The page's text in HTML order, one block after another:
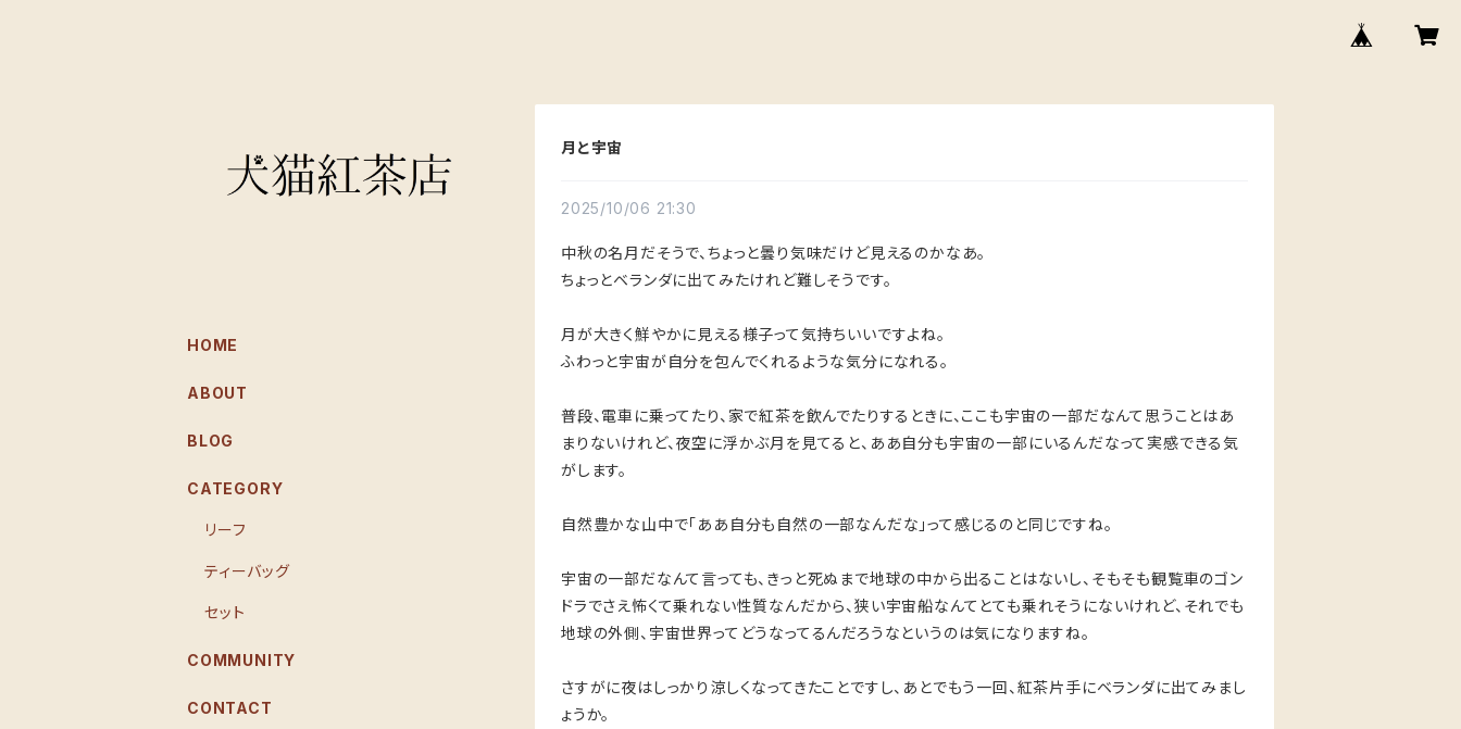
月と宇宙
2025/10/06 21:30
中秋の名月だそうで、ちょっと曇り気味だけど見えるのかなあ。
ちょっとベランダに出てみたけれど難しそうです。
月が大きく鮮やかに見える様子って気持ちいいですよね。
ふわっと宇宙が自分を包んでくれるような気分になれる。
普段、電車に乗ってたり、家で紅茶を飲んでたりするときに、ここも宇宙の一部だなんて思うことはあ
まりないけれど、夜空に浮かぶ月を見てると、ああ自分も宇宙の一部にいるんだなって実感できる気
がします。
自然豊かな山中で「ああ自分も自然の一部なんだな」って感じるのと同じですね。
宇宙の一部だなんて言っても、きっと死ぬまで地球の中から出ることはないし、そもそも観覧車のゴン
ドラでさえ怖くて乗れない性質なんだから、狭い宇宙船なんてとても乗れそうにないけれど、それでも
地球の外側、宇宙世界ってどうなってるんだろうなというのは気になりますね。
さすがに夜はしっかり涼しくなってきたことですし、あとでもう一回、紅茶片手にベランダに出てみまし
ょうか。
HOME
ABOUT
BLOG
CATEGORY
リーフ
ティーバッグ
セット
COMMUNITY
CONTACT